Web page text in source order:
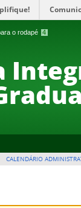
o rodapé 4
CALENDÁRIO